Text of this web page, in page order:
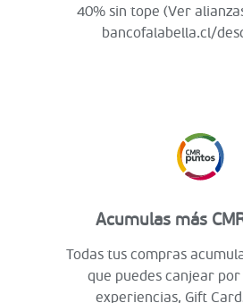
40% sin tope (Ver
bancofalabella.cl/
Acumulas más
Todas tus compras
que puedes canjear
experiencias, Gift